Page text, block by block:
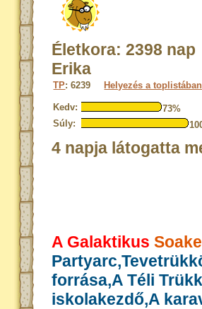
Életkora: 2398
Erika
TP: 6239 Helyezés a toplistában
Kedv:
73%
Súly:
4 napja látogatta
A Galaktikus
forrása,A Téli
iskolakezdő,A